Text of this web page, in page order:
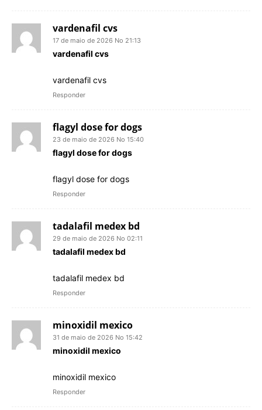
vardenafil cvs
17 de maio de 2026 No 21:13
vardenafil cvs
vardenafil cvs
Responder
flagyl dose for dogs
23 de maio de 2026 No 15:40
flagyl dose for dogs
flagyl dose for dogs
Responder
tadalafil medex bd
29 de maio de 2026 No 02:11
tadalafil medex bd
tadalafil medex bd
Responder
minoxidil mexico
31 de maio de 2026 No 15:42
minoxidil mexico
minoxidil mexico
Responder